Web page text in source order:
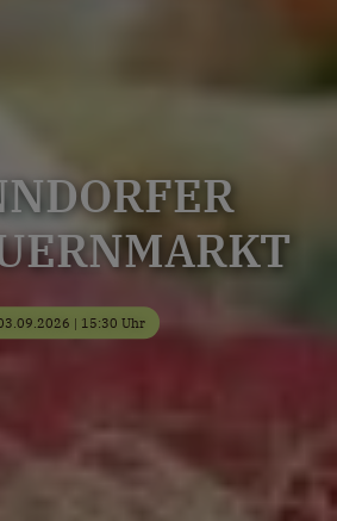
| 15:30 Uhr